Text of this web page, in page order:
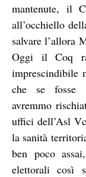
mantenute, il
all’occhiello
salvare l’allora
Oggi il Coq
imprescindibile
che se fosse
avremmo
uffici dell’Asl
la sanità
ben poco
elettorali così